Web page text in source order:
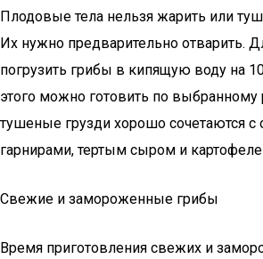
Плодовые тела нельзя жарить или
Их нужно предварительно отварить.
погрузить грибы в кипящую воду на
этого можно готовить по
тушеные грузди хорошо сочетаются
гарнирами, тертым сыром и
Свежие и замороженные грибы
Время приготовления свежих и